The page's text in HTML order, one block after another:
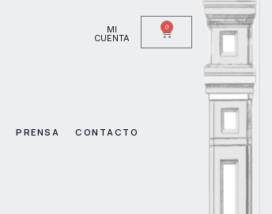
MI
CUENTA
0
PRENSA CONTACTO